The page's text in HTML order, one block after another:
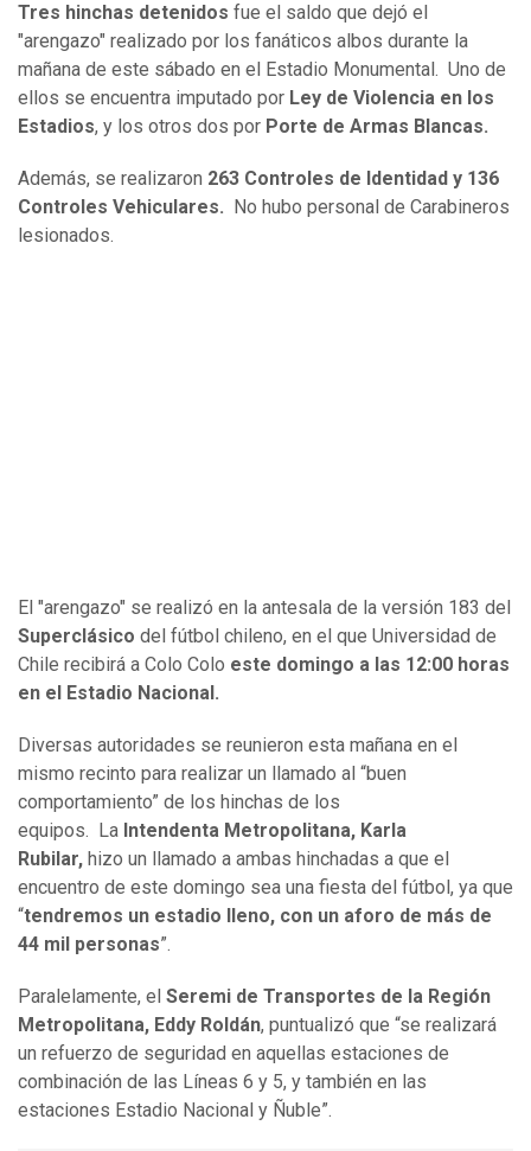
Tres hinchas detenidos fue el saldo que dejó el
"arengazo" realizado por los fanáticos albos durante la
mañana de este sábado en el Estadio Monumental. Uno de
ellos se encuentra imputado por Ley de Violencia en los
Estadios, y los otros dos por Porte de Armas Blancas.
Además, se realizaron 263 Controles de Identidad y 136
Controles Vehiculares. No hubo personal de Carabineros
lesionados.
El "arengazo" se realizó en la antesala de la versión 183 del
Superclásico del fútbol chileno, en el que Universidad de
Chile recibirá a Colo Colo este domingo a las 12:00 horas
en el Estadio Nacional.
Diversas autoridades se reunieron esta mañana en el
mismo recinto para realizar un llamado al “buen
comportamiento” de los hinchas de los
equipos. La Intendenta Metropolitana, Karla
Rubilar, hizo un llamado a ambas hinchadas a que el
encuentro de este domingo sea una fiesta del fútbol, ya que
“tendremos un estadio lleno, con un aforo de más de
44 mil personas”.
Paralelamente, el Seremi de Transportes de la Región
Metropolitana, Eddy Roldán, puntualizó que “se realizará
un refuerzo de seguridad en aquellas estaciones de
combinación de las Líneas 6 y 5, y también en las
estaciones Estadio Nacional y Ñuble”.